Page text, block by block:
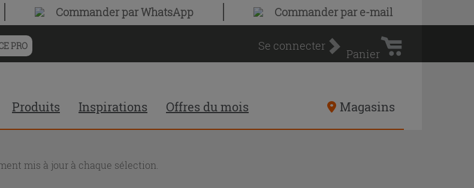
Commander par WhatsApp Commander par e-mail
PRO Se connecter
d'achat
Panier
Produits Inspirations Offres du mois Magasins
mis à jour à chaque sélection.